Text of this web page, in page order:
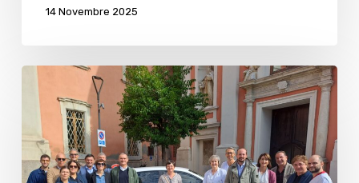
14 Novembre 2025
ricordo
Germano
Chierici:
la